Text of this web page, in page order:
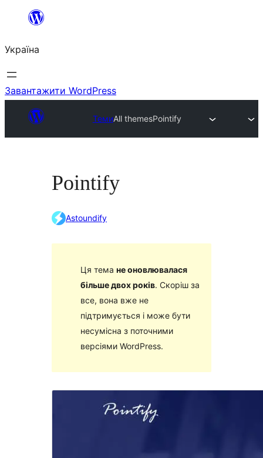
Перейти
вмісту
Україна
Завантажити WordPress
ТемиAll themesPointify
Pointify
Astoundify
Ця тема не оновлювалася
більше двох років. Скоріш за
все, вона вже не
підтримується і може бути
несумісна з поточними
версіями WordPress.